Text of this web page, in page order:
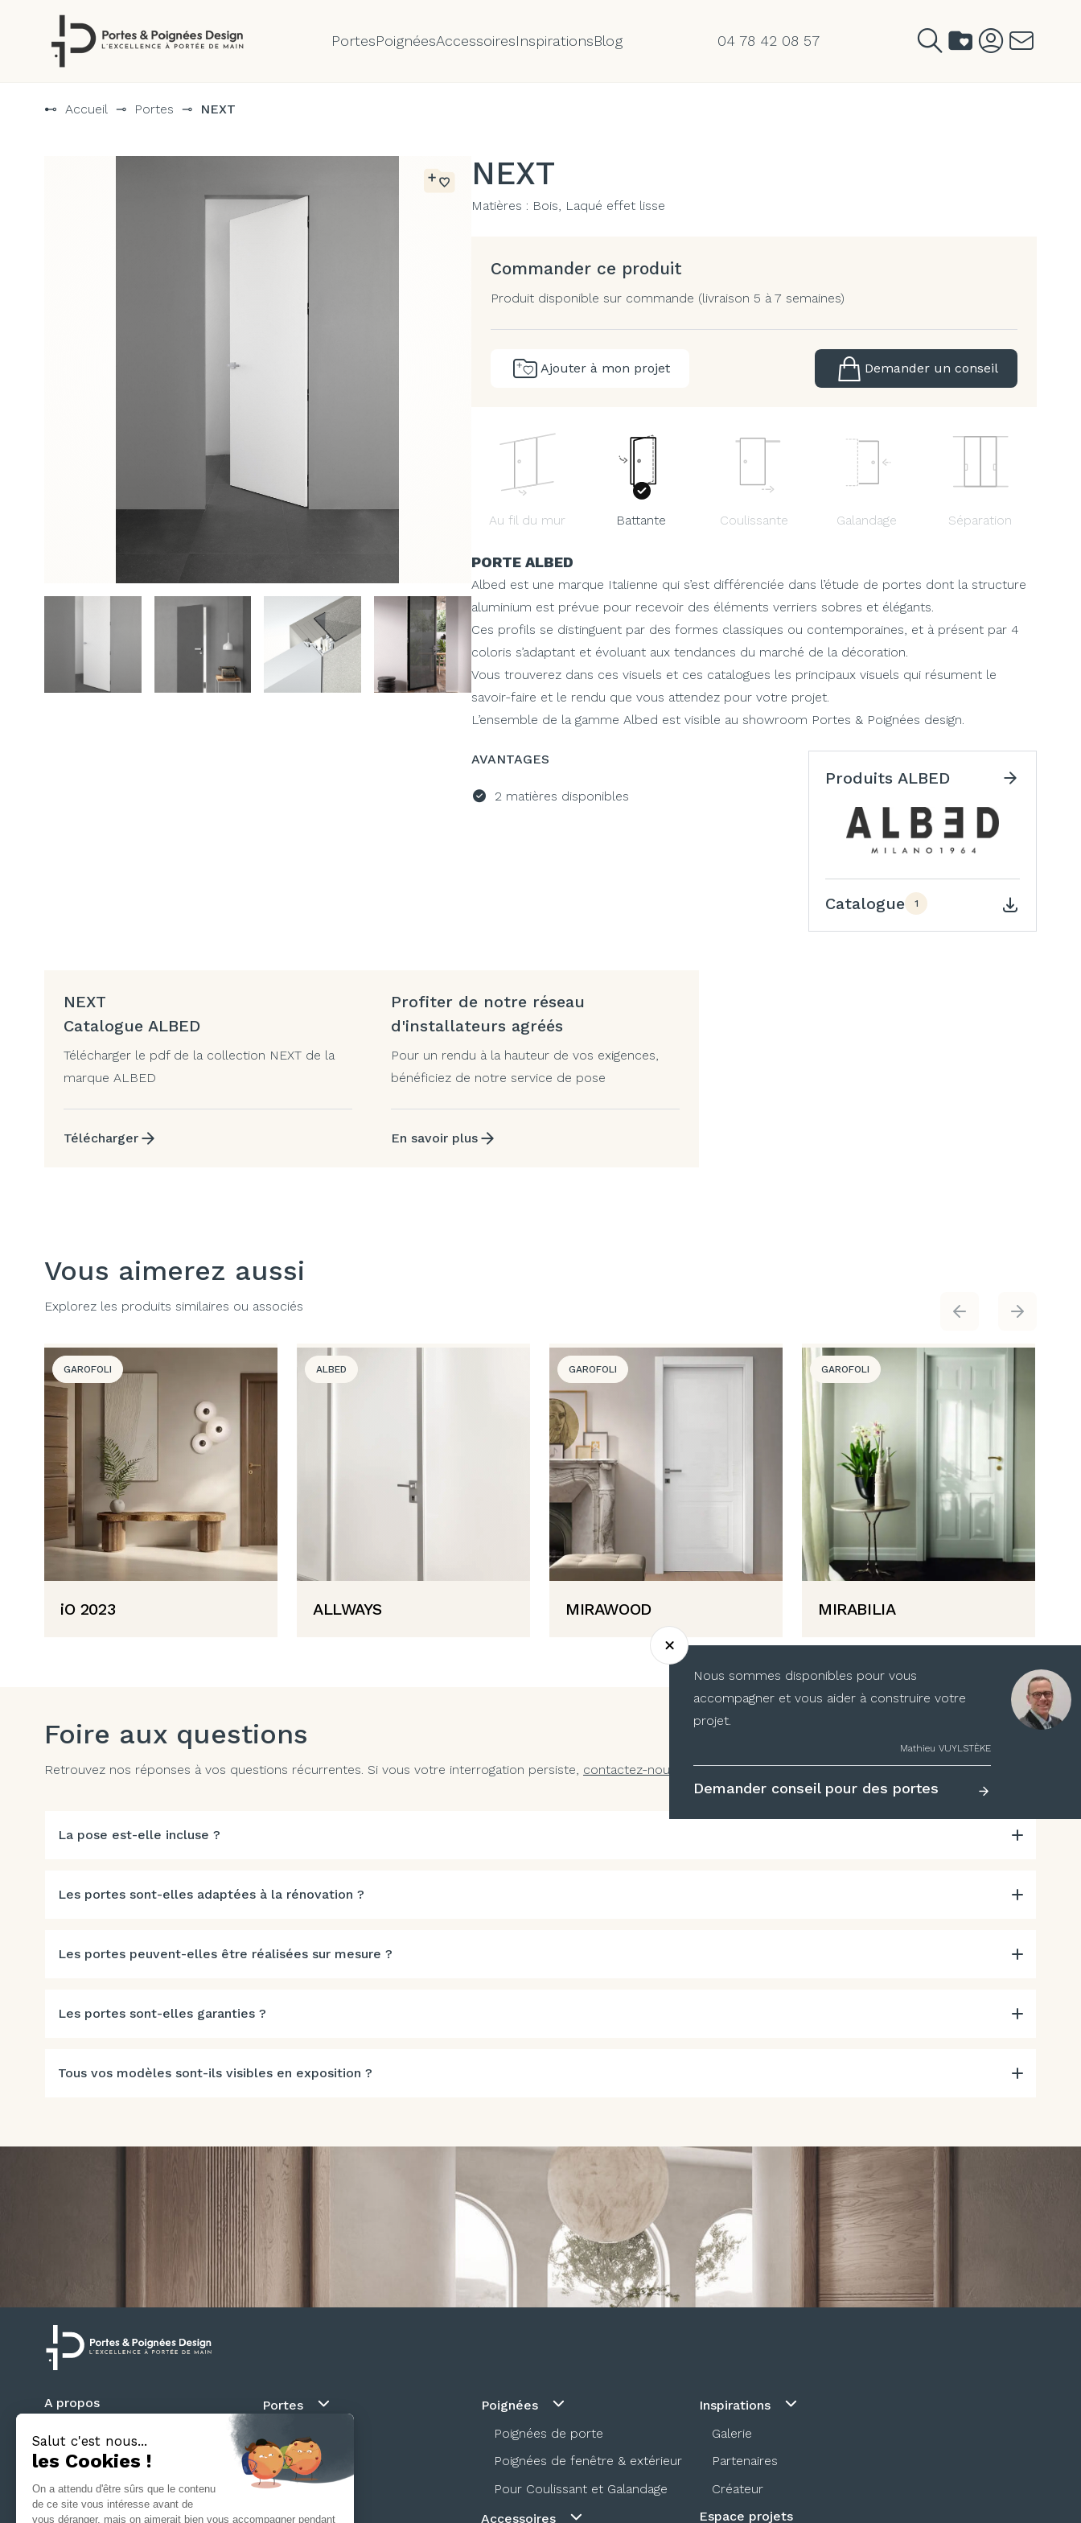
PortesPoignéesAccessoiresInspirationsBlog 04 78 42 08 57
⊷ Accueil ⊸ Portes ⊸ NEXT
NEXT
Matières : Bois, Laqué effet lisse
Commander ce produit
Produit disponible sur commande (livraison 5 à 7 semaines)
Ajouter à mon projet Demander un conseil
Au fil du mur Battante Coulissante Galandage Séparation
PORTE ALBED
Albed est une marque Italienne qui s’est différenciée dans l’étude de portes dont la structure
aluminium est prévue pour recevoir des éléments verriers sobres et élégants.
Ces profils se distinguent par des formes classiques ou contemporaines, et à présent par 4
coloris s’adaptant et évoluant aux tendances du marché de la décoration.
Vous trouverez dans ces visuels et ces catalogues les principaux visuels qui résument le
savoir-faire et le rendu que vous attendez pour votre projet.
L’ensemble de la gamme Albed est visible au showroom Portes & Poignées design.
AVANTAGES
2 matières disponibles
Produits ALBED
Catalogue 1
NEXT
Catalogue ALBED
Télécharger le pdf de la collection NEXT de la
marque ALBED
Télécharger
Profiter de notre réseau
d'installateurs agréés
Pour un rendu à la hauteur de vos exigences,
bénéficiez de notre service de pose
En savoir plus
Vous aimerez aussi
Explorez les produits similaires ou associés
GAROFOLI
iO 2023
ALBED
ALLWAYS
GAROFOLI
MIRAWOOD
GAROFOLI
MIRABILIA
Foire aux questions
Retrouvez nos réponses à vos questions récurrentes. Si vous votre interrogation persiste, contactez-nous
La pose est-elle incluse ?
Les portes sont-elles adaptées à la rénovation ?
Les portes peuvent-elles être réalisées sur mesure ?
Les portes sont-elles garanties ?
Tous vos modèles sont-ils visibles en exposition ?
Nous sommes disponibles pour vous
accompagner et vous aider à construire votre
projet.
Mathieu VUYLSTÈKE
Demander conseil pour des portes
Portes
Battante
Coulissante
Galandage
Poignées
Poignées de porte
Poignées de fenêtre & extérieur
Pour Coulissant et Galandage
Accessoires
Inspirations
Galerie
Partenaires
Créateur
Espace projets
A propos
Contact
Suivez nous